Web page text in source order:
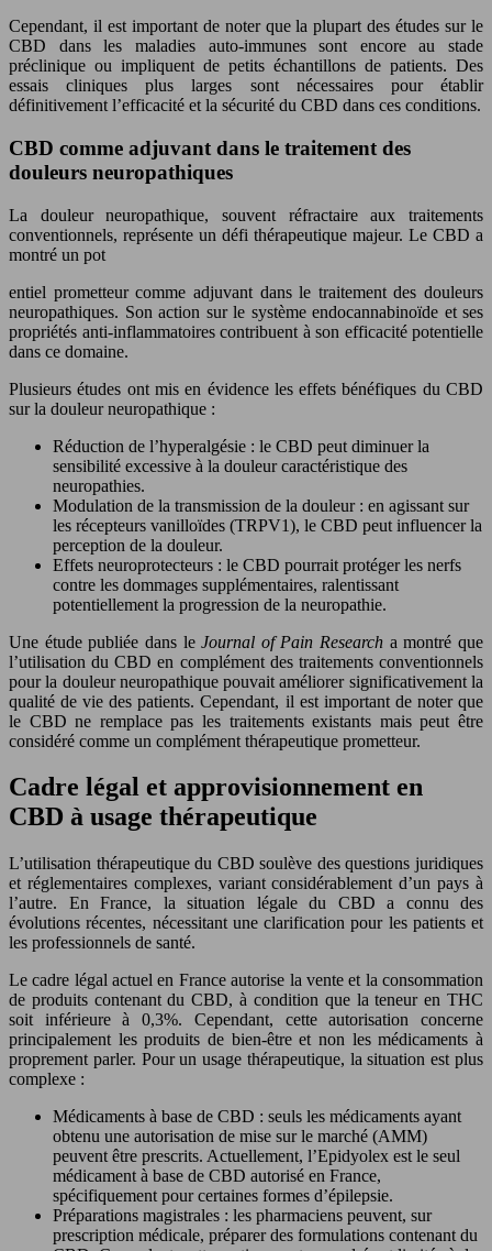
Cependant, il est important de noter que la plupart des études sur le
CBD dans les maladies auto-immunes sont encore au stade
préclinique ou impliquent de petits échantillons de patients. Des
essais cliniques plus larges sont nécessaires pour établir
définitivement l’efficacité et la sécurité du CBD dans ces conditions.
CBD comme adjuvant dans le traitement des
douleurs neuropathiques
La douleur neuropathique, souvent réfractaire aux traitements
conventionnels, représente un défi thérapeutique majeur. Le CBD a
montré un pot
entiel prometteur comme adjuvant dans le traitement des douleurs
neuropathiques. Son action sur le système endocannabinoïde et ses
propriétés anti-inflammatoires contribuent à son efficacité potentielle
dans ce domaine.
Plusieurs études ont mis en évidence les effets bénéfiques du CBD
sur la douleur neuropathique :
Réduction de l’hyperalgésie : le CBD peut diminuer la
sensibilité excessive à la douleur caractéristique des
neuropathies.
Modulation de la transmission de la douleur : en agissant sur
les récepteurs vanilloïdes (TRPV1), le CBD peut influencer la
perception de la douleur.
Effets neuroprotecteurs : le CBD pourrait protéger les nerfs
contre les dommages supplémentaires, ralentissant
potentiellement la progression de la neuropathie.
Une étude publiée dans leJournal of Pain Research a montré que
l’utilisation du CBD en complément des traitements conventionnels
pour la douleur neuropathique pouvait améliorer significativement la
qualité de vie des patients. Cependant, il est important de noter que
le CBD ne remplace pas les traitements existants mais peut être
considéré comme un complément thérapeutique prometteur.
Cadre légal et approvisionnement en
CBD à usage thérapeutique
L’utilisation thérapeutique du CBD soulève des questions juridiques
et réglementaires complexes, variant considérablement d’un pays à
l’autre. En France, la situation légale du CBD a connu des
évolutions récentes, nécessitant une clarification pour les patients et
les professionnels de santé.
Le cadre légal actuel en France autorise la vente et la consommation
de produits contenant du CBD, à condition que la teneur en THC
soit inférieure à 0,3%. Cependant, cette autorisation concerne
principalement les produits de bien-être et non les médicaments à
proprement parler. Pour un usage thérapeutique, la situation est plus
complexe :
Médicaments à base de CBD : seuls les médicaments ayant
obtenu une autorisation de mise sur le marché (AMM)
peuvent être prescrits. Actuellement, l’Epidyolex est le seul
médicament à base de CBD autorisé en France,
spécifiquement pour certaines formes d’épilepsie.
Préparations magistrales : les pharmaciens peuvent, sur
prescription médicale, préparer des formulations contenant du